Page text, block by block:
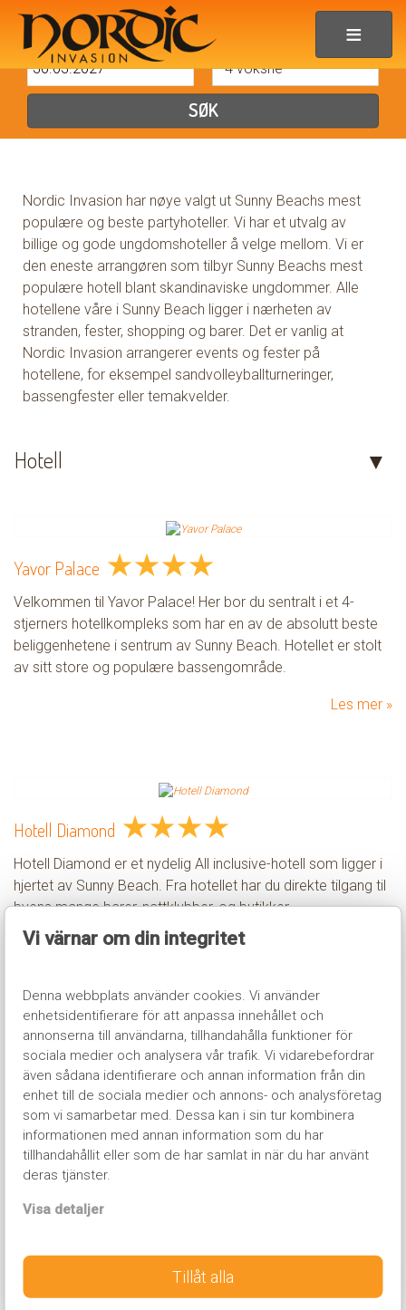
Vi värnar om din integritet
Denna webbplats använder cookies. Vi använder
enhetsidentifierare för att anpassa innehållet och
annonserna till användarna, tillhandahålla funktioner för
sociala medier och analysera vår trafik. Vi vidarebefordrar
även sådana identifierare och annan information från din
enhet till de sociala medier och annons- och analysföretag
som vi samarbetar med. Dessa kan i sin tur kombinera
informationen med annan information som du har
tillhandahållit eller som de har samlat in när du har använt
deras tjänster.
Visa detaljer
Tillåt alla
SUNNY BEACH
Nordic Invasion har nøye valgt ut Sunny Beachs mest
populære og beste partyhoteller. Vi har et utvalg av
billige og gode ungdomshoteller å velge mellom. Vi er
den eneste arrangøren som tilbyr Sunny Beachs mest
populære hotell blant skandinaviske ungdommer. Alle
hotellene våre i Sunny Beach ligger i nærheten av
stranden, fester, shopping og barer. Det er vanlig at
Nordic Invasion arrangerer events og fester på
hotellene, for eksempel sandvolleyballturneringer,
bassengfester eller temakvelder.
Hotell
Yavor Palace ★★★★
Velkommen til Yavor Palace! Her bor du sentralt i et 4-
stjerners hotellkompleks som har en av de absolutt beste
beliggenhetene i sentrum av Sunny Beach. Hotellet er stolt
av sitt store og populære bassengområde.
Les mer
Hotell Diamond ★★★★
Hotell Diamond er et nydelig All inclusive-hotell som ligger i
hjertet av Sunny Beach. Fra hotellet har du direkte tilgang til
byens mange barer, nattklubber, og butikker.
Izola Paradise ★★★★
Nordic Invasion har gleden av å presentere Hotell Izola
Paradise – Det ultimate ungdomshotellet i hjertet av Sunny
Beach! Her bor du sentralt i nærheten av alt som Sunny
Beach har å by på.